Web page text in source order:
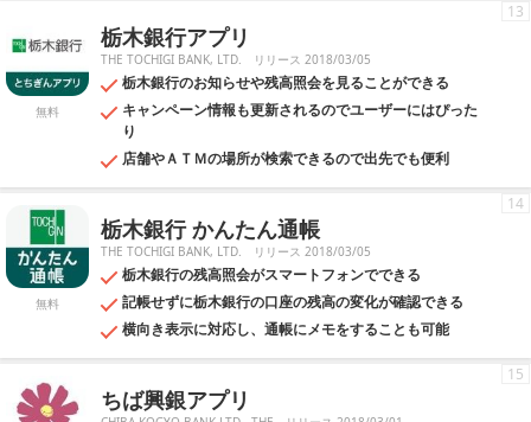
無料
栃木銀行アプリ
THE TOCHIGI BANK, LTD. リリース 2018/03/05
栃木銀行のお知らせや残高照会を見ることができる
キャンペーン情報も更新されるのでユーザーにはぴった
り
店舗やＡＴＭの場所が検索できるので出先でも便利
13
無料
栃木銀行 かんたん通帳
THE TOCHIGI BANK, LTD. リリース 2018/03/05
栃木銀行の残高照会がスマートフォンでできる
記帳せずに栃木銀行の口座の残高の変化が確認できる
横向き表示に対応し、通帳にメモをすることも可能
14
ちば興銀アプリ
15